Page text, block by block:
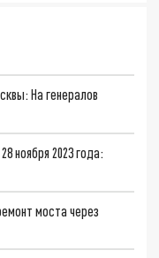
На генералов
ноября 2023 года:
моста через